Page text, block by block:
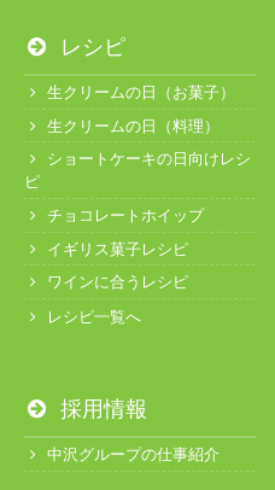
レシピ
生クリームの日（お菓子）
生クリームの日（料理）
ショートケーキの日向けレシ
ピ
チョコレートホイップ
イギリス菓子レシピ
ワインに合うレシピ
レシピ一覧へ
採用情報
中沢グループの仕事紹介